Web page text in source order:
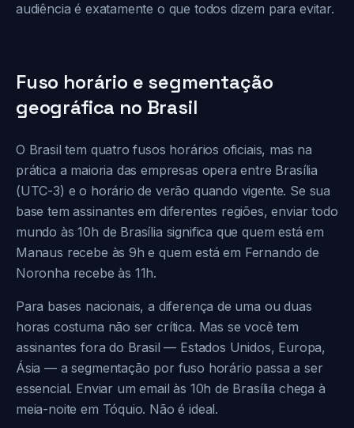
audiência é exatamente o que todos dizem para evitar.
Fuso horário e segmentação
geográfica no Brasil
O Brasil tem quatro fusos horários oficiais, mas na
prática a maioria das empresas opera entre Brasília
(UTC-3) e o horário de verão quando vigente. Se sua
base tem assinantes em diferentes regiões, enviar todo
mundo às 10h de Brasília significa que quem está em
Manaus recebe às 9h e quem está em Fernando de
Noronha recebe às 11h.
Para bases nacionais, a diferença de uma ou duas
horas costuma não ser crítica. Mas se você tem
assinantes fora do Brasil — Estados Unidos, Europa,
Ásia — a segmentação por fuso horário passa a ser
essencial. Enviar um email às 10h de Brasília chega à
meia-noite em Tóquio. Não é ideal.